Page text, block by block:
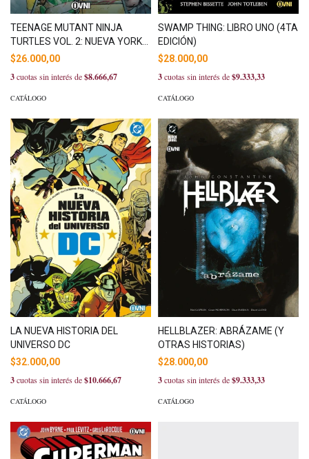
TEENAGE MUTANT NINJA
TURTLES VOL. 2: NUEVA YORK
VS LAS TORTUGAS NINJA
$26.000,00
3cuotas sin interés de$8.666,67
CATÁLOGO
SWAMP THING: LIBRO UNO (4TA
EDICIÓN)
$28.000,00
3cuotas sin interés de$9.333,33
CATÁLOGO
LA NUEVA HISTORIA DEL
UNIVERSO DC
$32.000,00
3cuotas sin interés de$10.666,67
CATÁLOGO
HELLBLAZER: ABRÁZAME (Y
OTRAS HISTORIAS)
$28.000,00
3cuotas sin interés de$9.333,33
CATÁLOGO